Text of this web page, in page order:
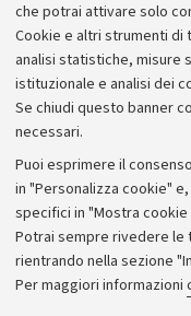
che potrai attivare solo
Cookie e altri strumenti
analisi statistiche, misure
istituzionale e analisi dei
Se chiudi questo banner
necessari.
Puoi esprimere il
in "Personalizza cookie"
specifici in "Mostra
Potrai sempre rivedere
rientrando nella sezione
Per maggiori informazioni